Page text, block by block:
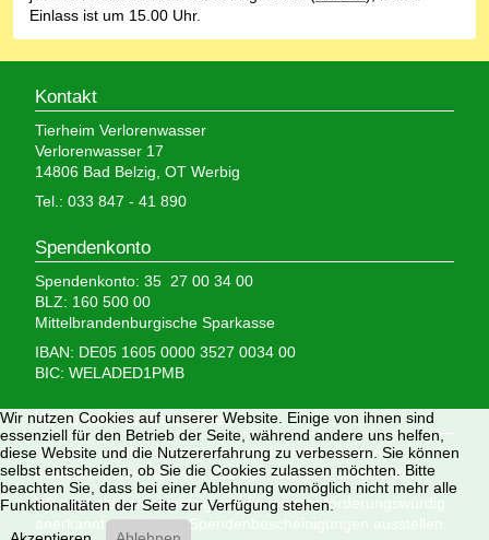
Einlass ist um 15.00 Uhr.
Kontakt
Tierheim Verlorenwasser
Verlorenwasser 17
14806 Bad Belzig, OT Werbig
Tel.: 033 847 - 41 890
Spendenkonto
Spendenkonto: 35 27 00 34 00
BLZ: 160 500 00
Mittelbrandenburgische Sparkasse
IBAN: DE05 1605 0000 3527 0034 00
BIC: WELADED1PMB
Wir brauchen Ihre Hilfe,
denn wir erhalten keinerlei staatliche Hilfe, sondern
finanzieren das Tierheim aus Spenden und Erbschaften.
Wir sind als gemeinnützig und besonders förderungswürdig
anerkannt und dürfen Spendenbescheinigungen ausstellen.
Wir nutzen Cookies auf unserer Website. Einige von ihnen sind
essenziell für den Betrieb der Seite, während andere uns helfen,
diese Website und die Nutzererfahrung zu verbessern. Sie können
selbst entscheiden, ob Sie die Cookies zulassen möchten. Bitte
beachten Sie, dass bei einer Ablehnung womöglich nicht mehr alle
Funktionalitäten der Seite zur Verfügung stehen.